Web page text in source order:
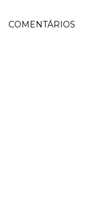
COMENTÁRIOS